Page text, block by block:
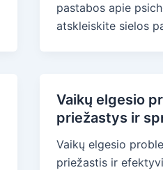
pastabos apie
atskleiskite sielos
Vaikų elgesio
priežastys ir
Vaikų elgesio
priežastis ir